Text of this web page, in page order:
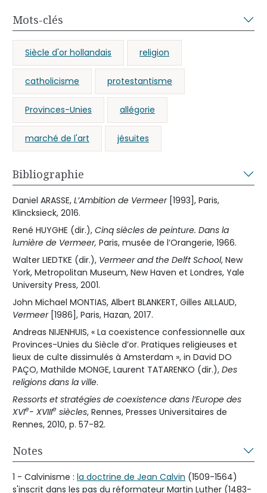
Mots-clés
Siècle d'or hollandais religion
catholicisme protestantisme
Provinces-Unies allégorie
marché de l'art jésuites
Bibliographie
Daniel ARASSE, L’Ambition de Vermeer[1993], Paris,
Klincksieck, 2016.
René HUYGHE (dir.), Cinq siècles de peinture. Dans la
lumière de Vermeer, Paris, musée de l’Orangerie, 1966.
Walter LIEDTKE (dir.), Vermeer and the Delft School, New
York, Metropolitan Museum, New Haven et Londres, Yale
University Press, 2001.
John Michael MONTIAS, Albert BLANKERT, Gilles AILLAUD,
Vermeer [1986], Paris, Hazan, 2017.
Andreas NIJENHUIS, « La coexistence confessionnelle aux
Provinces-Unies du Siècle d’or. Pratiques religieuses et
lieux de culte dissimulés à Amsterdam », in David DO
PAÇO, Mathilde MONGE, Laurent TATARENKO (dir.), Des
religions dans la ville.
Ressorts et stratégies de coexistence dans l’Europe des
XVIe- XVIIIe siècles, Rennes, Presses Universitaires de
Rennes, 2010, p. 57-82.
Notes
1 - Calvinisme : la doctrine de Jean Calvin (1509-1564)
s'inscrit dans les pas du réformateur Martin Luther (1483-